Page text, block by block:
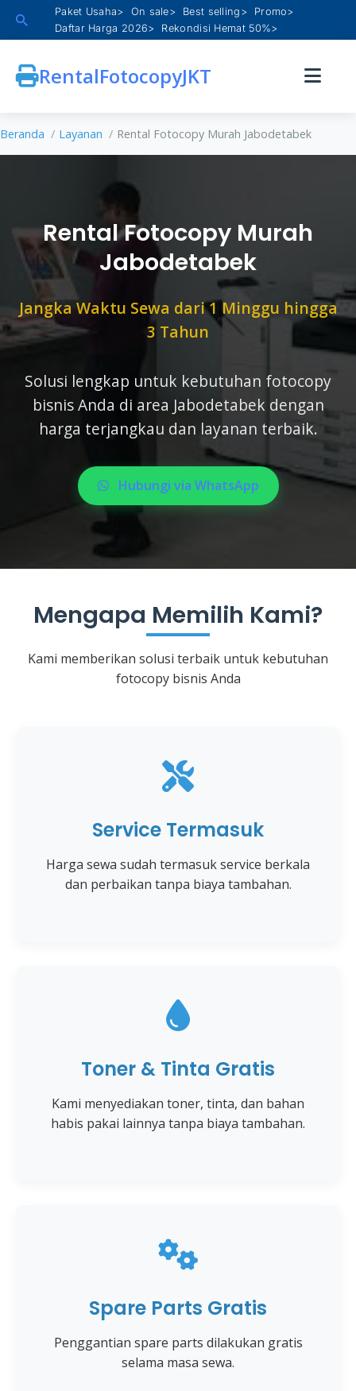
Skip
to
content
Paket Usaha> On sale> Best selling>
Promo>
Daftar Harga 2026>
Rekondisi Hemat 50%>
RentalFotocopyJKT
Beranda Layanan Rental Fotocopy Murah Jabodetabek
Rental Fotocopy Murah
Jabodetabek
Jangka Waktu Sewa dari 1 Minggu hingga
3 Tahun
Solusi lengkap untuk kebutuhan fotocopy
bisnis Anda di area Jabodetabek dengan
harga terjangkau dan layanan terbaik.
Hubungi via WhatsApp
Mengapa Memilih Kami?
Kami memberikan solusi terbaik untuk kebutuhan
fotocopy bisnis Anda
Service Termasuk
Harga sewa sudah termasuk service berkala
dan perbaikan tanpa biaya tambahan.
Toner & Tinta Gratis
Kami menyediakan toner, tinta, dan bahan
habis pakai lainnya tanpa biaya tambahan.
Spare Parts Gratis
Penggantian spare parts dilakukan gratis
selama masa sewa.